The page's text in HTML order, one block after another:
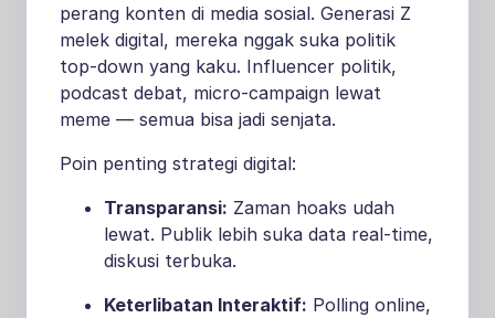
perang konten di media sosial. Generasi Z
melek digital, mereka nggak suka politik
top-down yang kaku. Influencer politik,
podcast debat, micro-campaign lewat
meme — semua bisa jadi senjata.
Poin penting strategi digital:
Transparansi: Zaman hoaks udah
lewat. Publik lebih suka data real-time,
diskusi terbuka.
Keterlibatan Interaktif: Polling online,